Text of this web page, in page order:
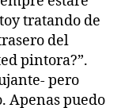
tratando de
del
pintora?”.
pero
Apenas puedo